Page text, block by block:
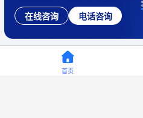
在线咨询 电话咨询
首页